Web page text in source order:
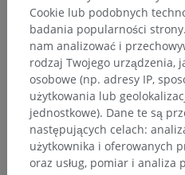
Cookie lub podobnych
badania popularności
nam analizować i
rodzaj Twojego urządzenia,
osobowe (np. adresy IP,
użytkowania lub
jednostkowe). Dane te są
następujących celach:
użytkownika i oferowanych
oraz usług, pomiar i analiza